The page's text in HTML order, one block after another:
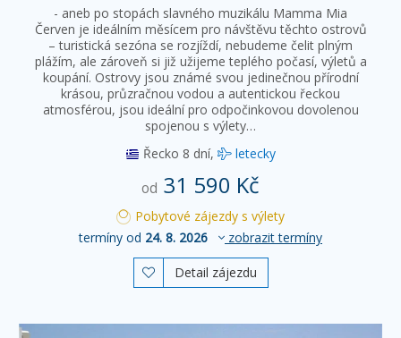
- aneb po stopách slavného muzikálu Mamma Mia
Červen je ideálním měsícem pro návštěvu těchto ostrovů
– turistická sezóna se rozjíždí, nebudeme čelit plným
plážím, ale zároveň si již užijeme teplého počasí, výletů a
koupání. Ostrovy jsou známé svou jedinečnou přírodní
krásou, průzračnou vodou a autentickou řeckou
atmosférou, jsou ideální pro odpočinkovou dovolenou
spojenou s výlety…
Řecko 8 dní, letecky
od 31 590 Kč
Pobytové zájezdy s výlety
termíny od 24. 8. 2026 zobrazit termíny
 Detail zájezdu